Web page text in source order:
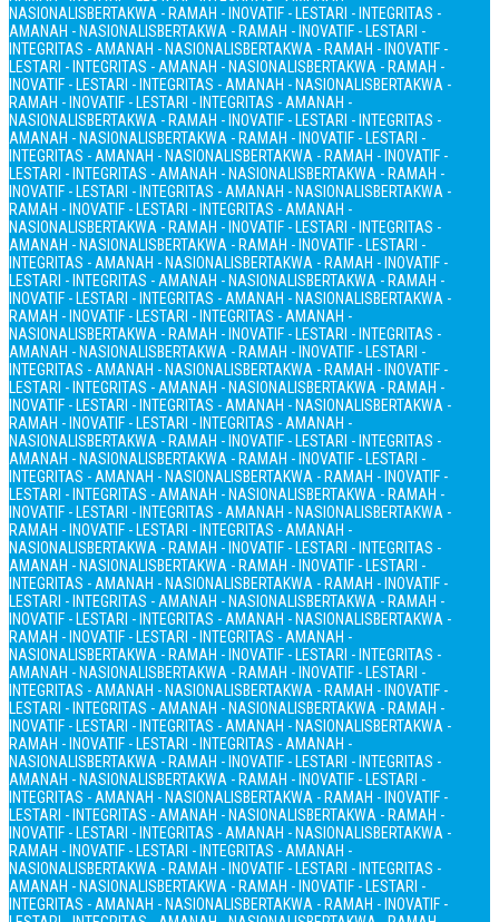
NASIONALISBERTAKWA - RAMAH - INOVATIF - LESTARI - INTEGRITAS -
AMANAH - NASIONALISBERTAKWA - RAMAH - INOVATIF - LESTARI -
INTEGRITAS - AMANAH - NASIONALISBERTAKWA - RAMAH - INOVATIF -
LESTARI - INTEGRITAS - AMANAH - NASIONALISBERTAKWA - RAMAH -
INOVATIF - LESTARI - INTEGRITAS - AMANAH - NASIONALISBERTAKWA -
RAMAH - INOVATIF - LESTARI - INTEGRITAS - AMANAH -
NASIONALISBERTAKWA - RAMAH - INOVATIF - LESTARI - INTEGRITAS -
AMANAH - NASIONALISBERTAKWA - RAMAH - INOVATIF - LESTARI -
INTEGRITAS - AMANAH - NASIONALISBERTAKWA - RAMAH - INOVATIF -
LESTARI - INTEGRITAS - AMANAH - NASIONALISBERTAKWA - RAMAH -
INOVATIF - LESTARI - INTEGRITAS - AMANAH - NASIONALISBERTAKWA -
RAMAH - INOVATIF - LESTARI - INTEGRITAS - AMANAH -
NASIONALISBERTAKWA - RAMAH - INOVATIF - LESTARI - INTEGRITAS -
AMANAH - NASIONALISBERTAKWA - RAMAH - INOVATIF - LESTARI -
INTEGRITAS - AMANAH - NASIONALISBERTAKWA - RAMAH - INOVATIF -
LESTARI - INTEGRITAS - AMANAH - NASIONALISBERTAKWA - RAMAH -
INOVATIF - LESTARI - INTEGRITAS - AMANAH - NASIONALISBERTAKWA -
RAMAH - INOVATIF - LESTARI - INTEGRITAS - AMANAH -
NASIONALISBERTAKWA - RAMAH - INOVATIF - LESTARI - INTEGRITAS -
AMANAH - NASIONALISBERTAKWA - RAMAH - INOVATIF - LESTARI -
INTEGRITAS - AMANAH - NASIONALISBERTAKWA - RAMAH - INOVATIF -
LESTARI - INTEGRITAS - AMANAH - NASIONALISBERTAKWA - RAMAH -
INOVATIF - LESTARI - INTEGRITAS - AMANAH - NASIONALISBERTAKWA -
RAMAH - INOVATIF - LESTARI - INTEGRITAS - AMANAH -
NASIONALISBERTAKWA - RAMAH - INOVATIF - LESTARI - INTEGRITAS -
AMANAH - NASIONALISBERTAKWA - RAMAH - INOVATIF - LESTARI -
INTEGRITAS - AMANAH - NASIONALISBERTAKWA - RAMAH - INOVATIF -
LESTARI - INTEGRITAS - AMANAH - NASIONALISBERTAKWA - RAMAH -
INOVATIF - LESTARI - INTEGRITAS - AMANAH - NASIONALISBERTAKWA -
RAMAH - INOVATIF - LESTARI - INTEGRITAS - AMANAH -
NASIONALISBERTAKWA - RAMAH - INOVATIF - LESTARI - INTEGRITAS -
AMANAH - NASIONALISBERTAKWA - RAMAH - INOVATIF - LESTARI -
INTEGRITAS - AMANAH - NASIONALISBERTAKWA - RAMAH - INOVATIF -
LESTARI - INTEGRITAS - AMANAH - NASIONALISBERTAKWA - RAMAH -
INOVATIF - LESTARI - INTEGRITAS - AMANAH - NASIONALISBERTAKWA -
RAMAH - INOVATIF - LESTARI - INTEGRITAS - AMANAH -
NASIONALISBERTAKWA - RAMAH - INOVATIF - LESTARI - INTEGRITAS -
AMANAH - NASIONALISBERTAKWA - RAMAH - INOVATIF - LESTARI -
INTEGRITAS - AMANAH - NASIONALISBERTAKWA - RAMAH - INOVATIF -
LESTARI - INTEGRITAS - AMANAH - NASIONALISBERTAKWA - RAMAH -
INOVATIF - LESTARI - INTEGRITAS - AMANAH - NASIONALISBERTAKWA -
RAMAH - INOVATIF - LESTARI - INTEGRITAS - AMANAH -
NASIONALISBERTAKWA - RAMAH - INOVATIF - LESTARI - INTEGRITAS -
AMANAH - NASIONALISBERTAKWA - RAMAH - INOVATIF - LESTARI -
INTEGRITAS - AMANAH - NASIONALISBERTAKWA - RAMAH - INOVATIF -
LESTARI - INTEGRITAS - AMANAH - NASIONALISBERTAKWA - RAMAH -
INOVATIF - LESTARI - INTEGRITAS - AMANAH - NASIONALISBERTAKWA -
RAMAH - INOVATIF - LESTARI - INTEGRITAS - AMANAH -
NASIONALISBERTAKWA - RAMAH - INOVATIF - LESTARI - INTEGRITAS -
AMANAH - NASIONALISBERTAKWA - RAMAH - INOVATIF - LESTARI -
INTEGRITAS - AMANAH - NASIONALISBERTAKWA - RAMAH - INOVATIF -